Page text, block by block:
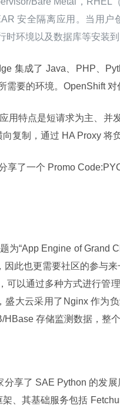
安全隔离应用。当用
时环境以及数据库等安装到
集成了 Java、PHP、
需要的环境。OpenShift 对
用特点是短请求为主、并
复制，通过 HA Proxy 将
享了一个 Promo
为“App Engine of Grand
因此也更需要社区的参与
可以通过多种方式进行管
盛大云采用了Nginx 作为
存储监测数据，整
分享了 SAE Python 的发
、其基础服务包括